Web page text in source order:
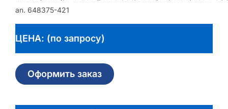
an. 648375-421
ЦЕНА: (по запросу)
Оформить заказ